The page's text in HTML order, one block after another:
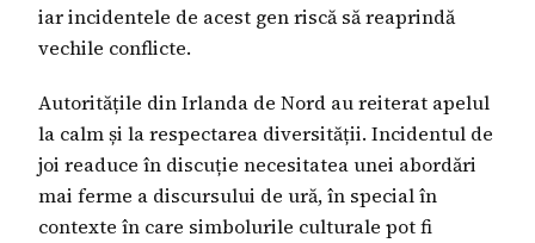
iar incidentele de acest gen riscă să reaprindă
vechile conflicte.
Autoritățile din Irlanda de Nord au reiterat apelul
la calm și la respectarea diversității. Incidentul de
joi readuce în discuție necesitatea unei abordări
mai ferme a discursului de ură, în special în
contexte în care simbolurile culturale pot fi